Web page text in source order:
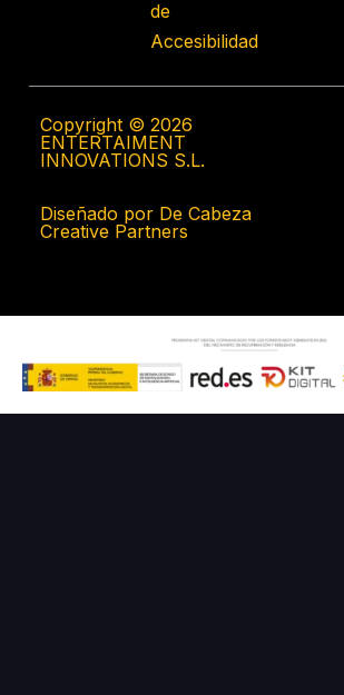
de
Accesibilidad
Copyright © 2026
ENTERTAIMENT
INNOVATIONS S.L.
Diseñado por De Cabeza
Creative Partners